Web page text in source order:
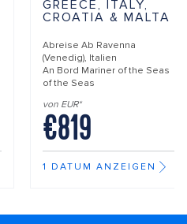
GREECE, ITALY,
CROATIA & MALTA
Abreise Ab Ravenna
(Venedig), Italien
An Bord Mariner of the Seas
of the Seas
von EUR*
€819
1 DATUM ANZEIGEN